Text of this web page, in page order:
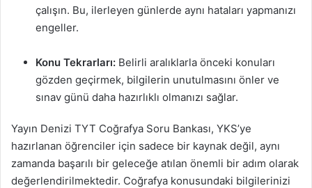
çalışın. Bu, ilerleyen günlerde aynı hataları yapmanızı
engeller.
Konu Tekrarları: Belirli aralıklarla önceki konuları
gözden geçirmek, bilgilerin unutulmasını önler ve
sınav günü daha hazırlıklı olmanızı sağlar.
Yayın Denizi TYT Coğrafya Soru Bankası, YKS’ye
hazırlanan öğrenciler için sadece bir kaynak değil, aynı
zamanda başarılı bir geleceğe atılan önemli bir adım olarak
değerlendirilmektedir. Coğrafya konusundaki bilgilerinizi